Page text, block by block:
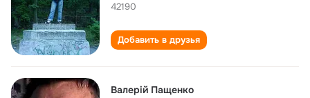
42190
Добавить в друзья
Валерій Пащенко